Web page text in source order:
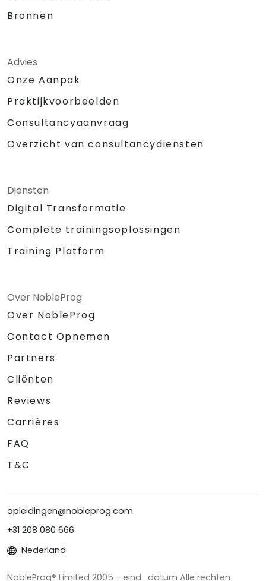
Bronnen
Advies
Onze Aanpak
Praktijkvoorbeelden
Consultancyaanvraag
Overzicht van consultancydiensten
Diensten
Digital Transformatie
Complete trainingsoplossingen
Training Platform
Over NobleProg
Over NobleProg
Contact Opnemen
Partners
Cliënten
Reviews
Carrières
FAQ
T&C
opleidingen@nobleprog.com
+31 208 080 666
Nederland
NobleProg® Limited 2005 - eind_datum Alle rechten